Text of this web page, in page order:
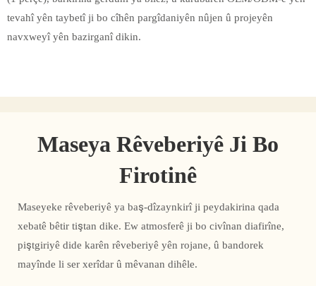
tevahî yên taybetî ji bo cîhên pargîdaniyên nûjen û projeyên
navxweyî yên bazirganî dikin.
Maseya Rêveberiyê Ji Bo
Firotinê
Maseyeke rêveberiyê ya baş-dîzaynkirî ji peydakirina qada
xebatê bêtir tiştan dike. Ew atmosferê ji bo civînan diafirîne,
piştgiriyê dide karên rêveberiyê yên rojane, û bandorek
mayînde li ser xerîdar û mêvanan dihêle.